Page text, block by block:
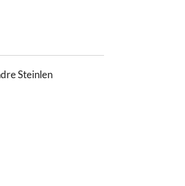
Steinlen